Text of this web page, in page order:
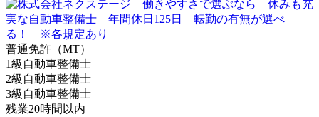
普通免許（MT）
1級自動車整備士
2級自動車整備士
3級自動車整備士
残業20時間以内